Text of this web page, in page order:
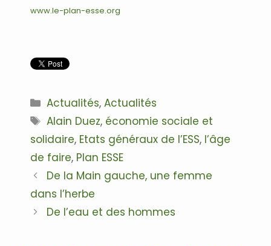
www.le-plan-esse.org
Catégories
Actualités,Actualités
Étiquettes
Alain Duez, économie sociale et
solidaire, Etats généraux de l’ESS, l’âge
de faire, Plan ESSE
Navigation
des
De la Main gauche, une femme
dans l’herbe
De l’eau et des hommes